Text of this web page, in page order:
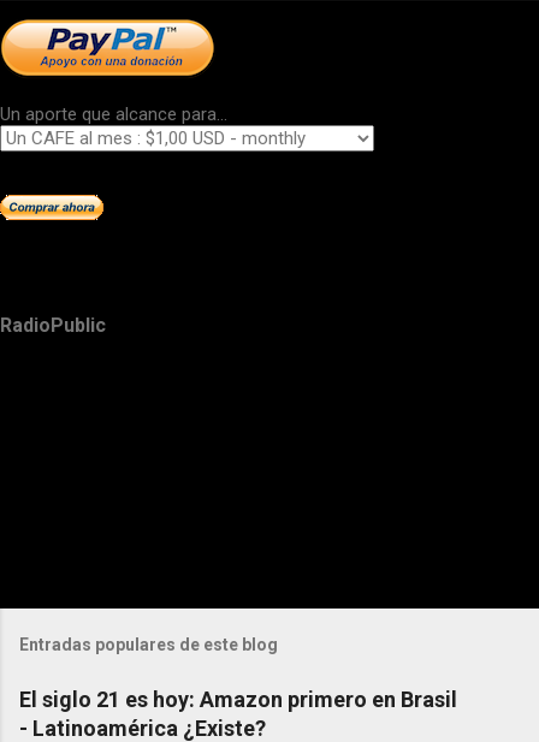
Un aporte que alcance para...
RadioPublic
Entradas populares de este blog
El siglo 21 es hoy: Amazon primero en Brasil
- Latinoamérica ¿Existe?